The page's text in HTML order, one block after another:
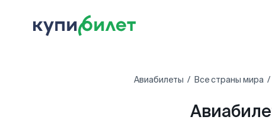
Авиабилеты Все страны мира